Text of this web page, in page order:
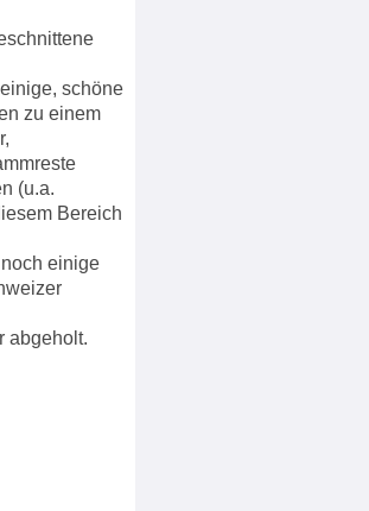
schöne
zu einem
(u.a.
Bereich
einige
abgeholt.